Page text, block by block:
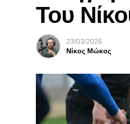
Του
23/03/2026
Νίκος Μώκος